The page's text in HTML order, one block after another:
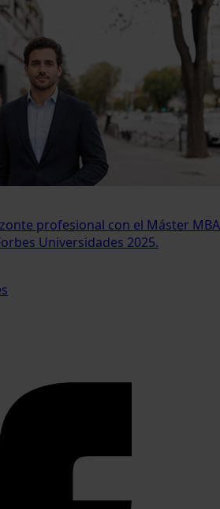
profesional con el Máster MBA
Universidades 2025.